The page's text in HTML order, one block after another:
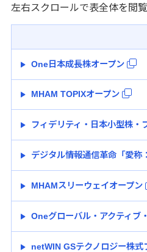
左右スクロールで表全体を閲
One日本成長株オープン
MHAM TOPIXオープン
フィデリティ・日本小型株・
デジタル情報通信革命「愛称
MHAMスリーウェイオープン
Oneグローバル・アクティブ
netWIN GSテクノロジー株